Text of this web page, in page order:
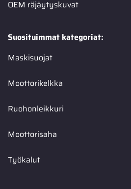
OEM räjäytyskuvat
Suosituimmat kategoriat:
Maskisuojat
Moottorikelkka
Ruohonleikkuri
Moottorisaha
Työkalut